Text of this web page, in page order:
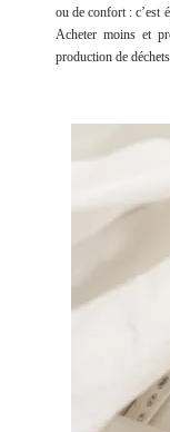
ou de confort : c’est
Acheter moins et
production de